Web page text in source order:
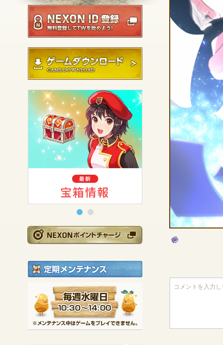
NEXON ID登録
ゲームダウンロード
毎週水曜日 10:30